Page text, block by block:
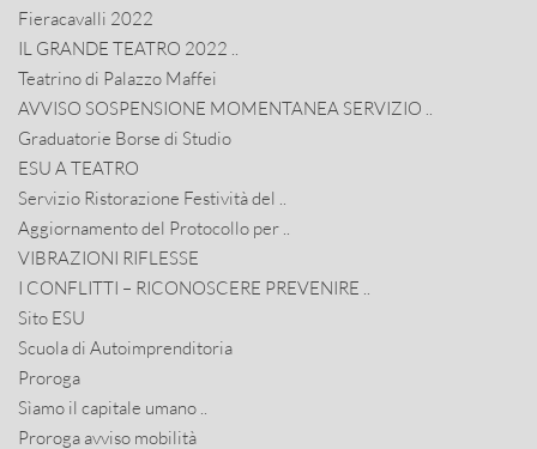
Fieracavalli 2022
IL GRANDE TEATRO 2022 ..
Teatrino di Palazzo Maffei
AVVISO SOSPENSIONE MOMENTANEA SERVIZIO ..
Graduatorie Borse di Studio
ESU A TEATRO
Servizio Ristorazione Festività del ..
Aggiornamento del Protocollo per ..
VIBRAZIONI RIFLESSE
I CONFLITTI – RICONOSCERE PREVENIRE ..
Sito ESU
Scuola di Autoimprenditoria
Proroga
Sìamo il capitale umano ..
Proroga avviso mobilità